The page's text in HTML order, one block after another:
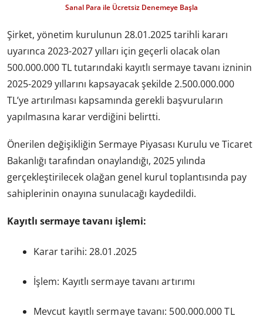
Sanal Para ile Ücretsiz Denemeye Başla
Şirket, yönetim kurulunun 28.01.2025 tarihli kararı
uyarınca 2023-2027 yılları için geçerli olacak olan
500.000.000 TL tutarındaki kayıtlı sermaye tavanı izninin
2025-2029 yıllarını kapsayacak şekilde 2.500.000.000
TL’ye artırılması kapsamında gerekli başvuruların
yapılmasına karar verdiğini belirtti.
Önerilen değişikliğin Sermaye Piyasası Kurulu ve Ticaret
Bakanlığı tarafından onaylandığı, 2025 yılında
gerçekleştirilecek olağan genel kurul toplantısında pay
sahiplerinin onayına sunulacağı kaydedildi.
Kayıtlı sermaye tavanı işlemi:
Karar tarihi: 28.01.2025
İşlem: Kayıtlı sermaye tavanı artırımı
Mevcut kayıtlı sermaye tavanı: 500.000.000 TL